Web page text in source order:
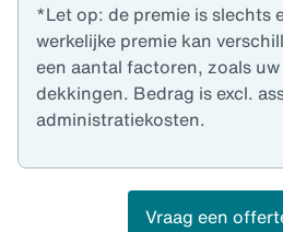
*Let op: de premie is slechts
werkelijke premie kan
een aantal factoren, zoals
dekkingen. Bedrag is excl.
administratiekosten.
Vraag een